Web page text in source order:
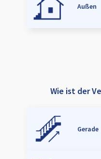
Außen
Wie ist der
Gerade